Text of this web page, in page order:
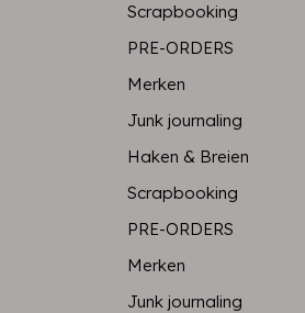
Scrapbooking
PRE-ORDERS
Merken
Junk journaling
Haken & Breien
Scrapbooking
PRE-ORDERS
Merken
Junk journaling